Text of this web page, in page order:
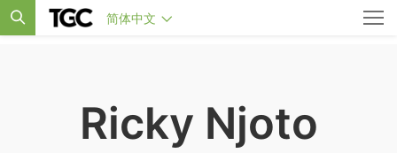
简体中文
Ricky Njoto